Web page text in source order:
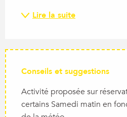
Lire la suite
Conseils et suggestions
Activité proposée sur
certains Samedi matin en